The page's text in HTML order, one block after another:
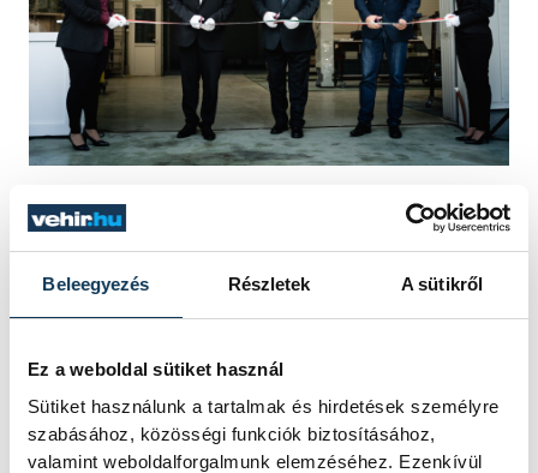
Beleegyezés Részletek A sütikről
Ez a weboldal sütiket használ
Sütiket használunk a tartalmak és hirdetések személyre
szabásához, közösségi funkciók biztosításához,
valamint weboldalforgalmunk elemzéséhez. Ezenkívül
Hozzátette, a cég a korábbi válságot is
mint hétszeresére növelte árbevételüket,
„Megállapíthatjuk tehát, hogy a
cégcsoport tökéletesen leképezi azt a